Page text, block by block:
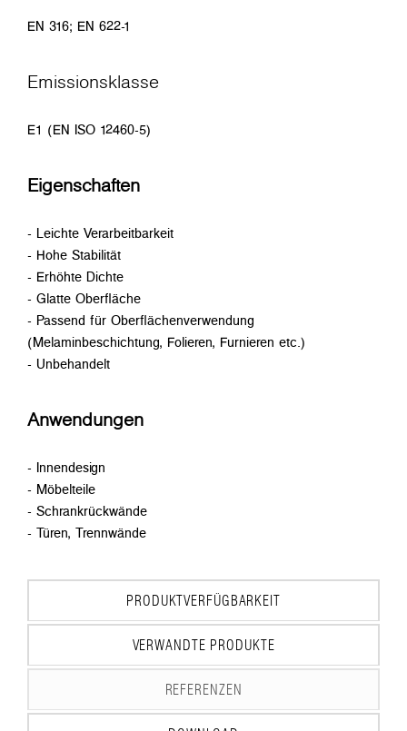
EN 316; EN 622-1
Emissionsklasse
E1 (EN ISO 12460-5)
Eigenschaften
- Leichte Verarbeitbarkeit
- Hohe Stabilität
- Erhöhte Dichte
- Glatte Oberfläche
- Passend für Oberflächenverwendung
(Melaminbeschichtung, Folieren, Furnieren etc.)
- Unbehandelt
Anwendungen
- Innendesign
- Möbelteile
- Schrankrückwände
- Türen, Trennwände
PRODUKTVERFÜGBARKEIT
VERWANDTE PRODUKTE
REFERENZEN